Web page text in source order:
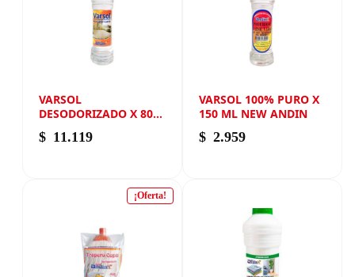
VARSOL
DESODORIZADO X 800
ML NEW ANDIN
$ 11.119
VARSOL 100% PURO X
150 ML NEW ANDIN
$ 2.959
¡Oferta!